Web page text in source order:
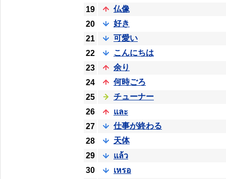
19
仏像
20
好き
21
可愛い
22
こんにちは
23
余り
24
何時ごろ
25
チューナー
26
และ
27
仕事が終わる
28
天体
29
แล้ว
30
เหรอ